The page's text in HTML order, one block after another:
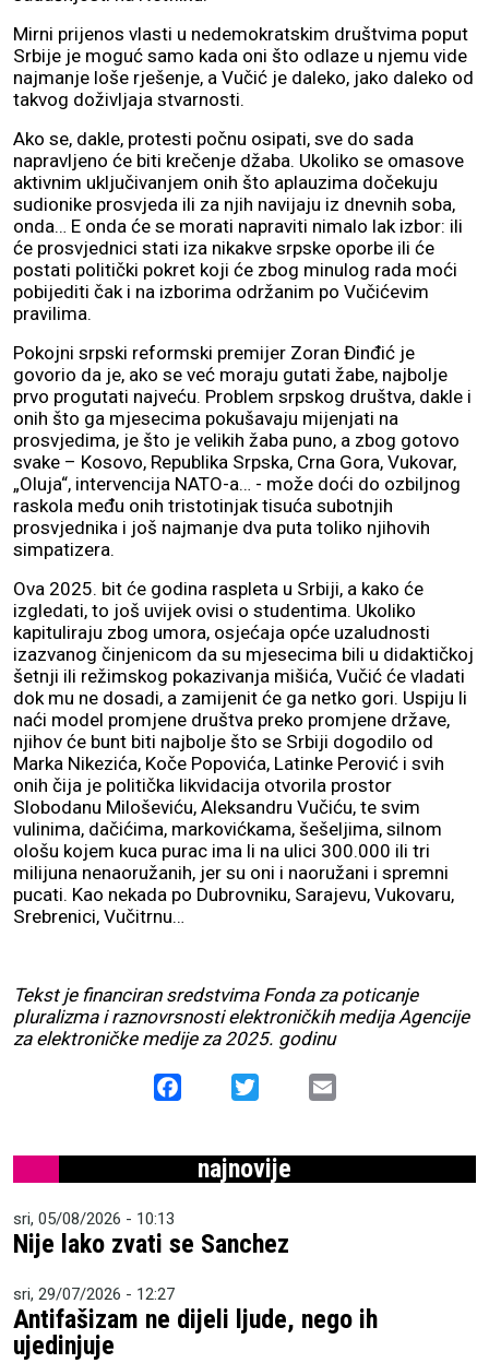
Mirni prijenos vlasti u nedemokratskim društvima poput
Srbije je moguć samo kada oni što odlaze u njemu vide
najmanje loše rješenje, a Vučić je daleko, jako daleko od
takvog doživljaja stvarnosti.
Ako se, dakle, protesti počnu osipati, sve do sada
napravljeno će biti krečenje džaba. Ukoliko se omasove
aktivnim uključivanjem onih što aplauzima dočekuju
sudionike prosvjeda ili za njih navijaju iz dnevnih soba,
onda… E onda će se morati napraviti nimalo lak izbor: ili
će prosvjednici stati iza nikakve srpske oporbe ili će
postati politički pokret koji će zbog minulog rada moći
pobijediti čak i na izborima održanim po Vučićevim
pravilima.
Pokojni srpski reformski premijer Zoran Đinđić je
govorio da je, ako se već moraju gutati žabe, najbolje
prvo progutati najveću. Problem srpskog društva, dakle i
onih što ga mjesecima pokušavaju mijenjati na
prosvjedima, je što je velikih žaba puno, a zbog gotovo
svake – Kosovo, Republika Srpska, Crna Gora, Vukovar,
„Oluja“, intervencija NATO-a… - može doći do ozbiljnog
raskola među onih tristotinjak tisuća subotnjih
prosvjednika i još najmanje dva puta toliko njihovih
simpatizera.
Ova 2025. bit će godina raspleta u Srbiji, a kako će
izgledati, to još uvijek ovisi o studentima. Ukoliko
kapituliraju zbog umora, osjećaja opće uzaludnosti
izazvanog činjenicom da su mjesecima bili u didaktičkoj
šetnji ili režimskog pokazivanja mišića, Vučić će vladati
dok mu ne dosadi, a zamijenit će ga netko gori. Uspiju li
naći model promjene društva preko promjene države,
njihov će bunt biti najbolje što se Srbiji dogodilo od
Marka Nikezića, Koče Popovića, Latinke Perović i svih
onih čija je politička likvidacija otvorila prostor
Slobodanu Miloševiću, Aleksandru Vučiću, te svim
vulinima, dačićima, markovićkama, šešeljima, silnom
ološu kojem kuca purac ima li na ulici 300.000 ili tri
milijuna nenaoružanih, jer su oni i naoružani i spremni
pucati. Kao nekada po Dubrovniku, Sarajevu, Vukovaru,
Srebrenici, Vučitrnu…
Tekst je financiran sredstvima Fonda za poticanje
pluralizma i raznovrsnosti elektroničkih medija Agencije
za elektroničke medije za 2025. godinu
Facebook
najnovije
sri, 05/08/2026 - 10:13
Nije lako zvati se Sanchez
sri, 29/07/2026 - 12:27
Antifašizam ne dijeli ljude, nego ih
ujedinjuje